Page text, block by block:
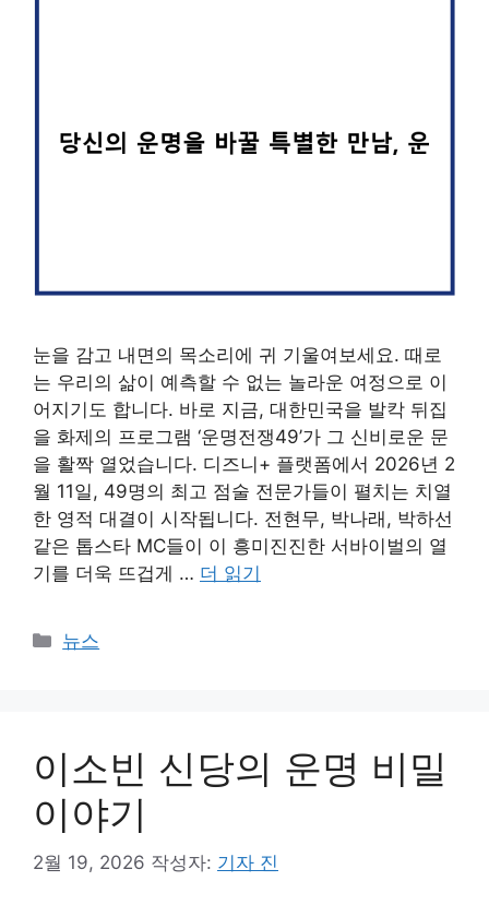
눈을 감고 내면의 목소리에 귀 기울여보세요. 때로
는 우리의 삶이 예측할 수 없는 놀라운 여정으로 이
어지기도 합니다. 바로 지금, 대한민국을 발칵 뒤집
을 화제의 프로그램 ‘운명전쟁49’가 그 신비로운 문
을 활짝 열었습니다. 디즈니+ 플랫폼에서 2026년 2
월 11일, 49명의 최고 점술 전문가들이 펼치는 치열
한 영적 대결이 시작됩니다. 전현무, 박나래, 박하선
같은 톱스타 MC들이 이 흥미진진한 서바이벌의 열
기를 더욱 뜨겁게 … 더 읽기
카
뉴스
이소빈 신당의 운명 비밀
이야기
2월 19, 2026 작성자: 기자 진